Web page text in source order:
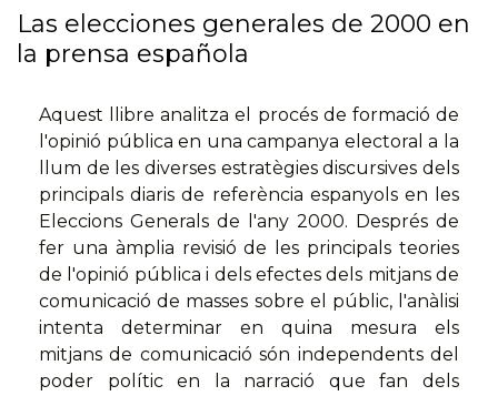
Las elecciones generales de 2000 en
la prensa española
Aquest llibre analitza el procés de formació de
l'opinió pública en una campanya electoral a la
llum de les diverses estratègies discursives dels
principals diaris de referència espanyols en les
Eleccions Generals de l'any 2000. Després de
fer una àmplia revisió de les principals teories
de l'opinió pública i dels efectes dels mitjans de
comunicació de masses sobre el públic, l'anàlisi
intenta determinar en quina mesura els
mitjans de comunicació són independents del
poder polític en la narració que fan dels